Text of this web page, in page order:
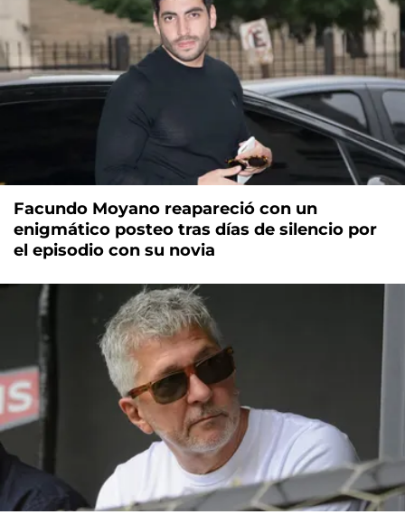
Facundo Moyano reapareció con un
enigmático posteo tras días de silencio por
el episodio con su novia